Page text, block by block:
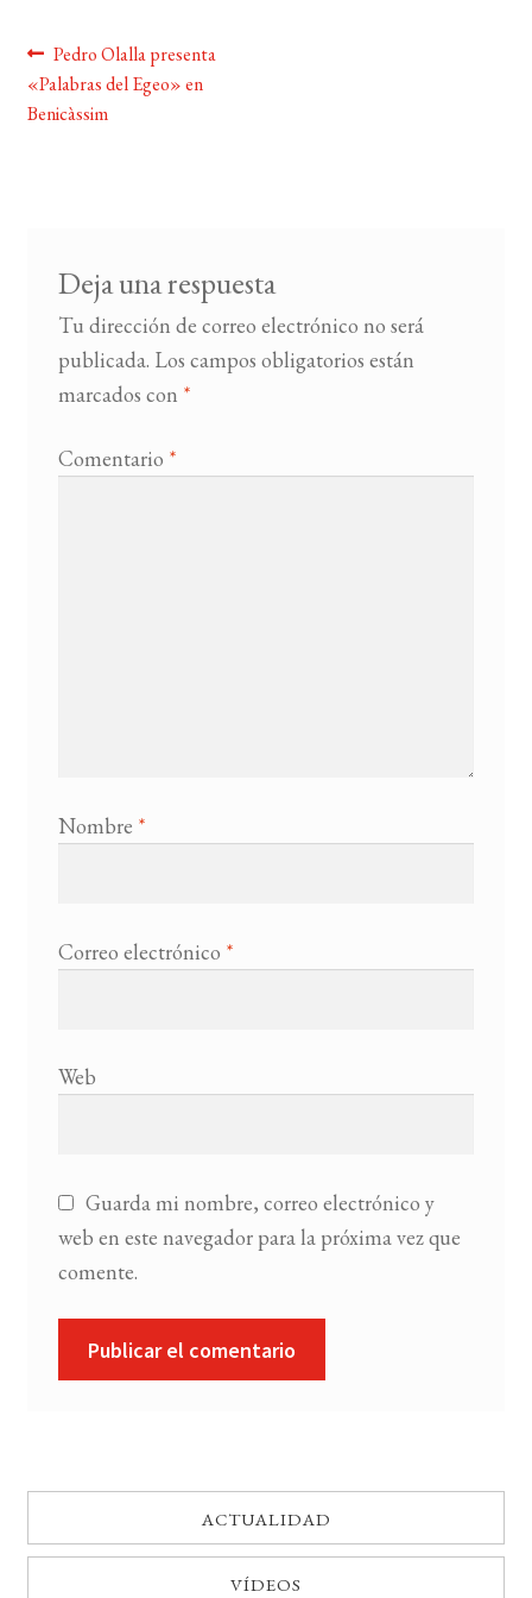
Navegación
de
Anterior:
Pedro Olalla presenta
«Palabras del Egeo» en
Benicàssim
Deja una respuesta
Tu dirección de correo electrónico no será
publicada. Los campos obligatorios están
marcados con *
Comentario *
Nombre *
Correo electrónico *
Web
Guarda mi nombre, correo electrónico y
web en este navegador para la próxima vez que
comente.
ACTUALIDAD
VÍDEOS